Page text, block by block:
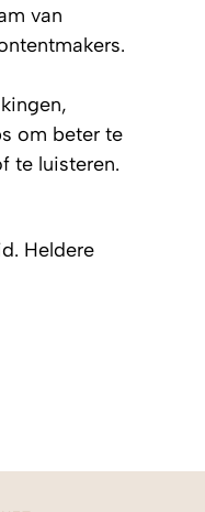
van
om beter te
te luisteren.
Heldere